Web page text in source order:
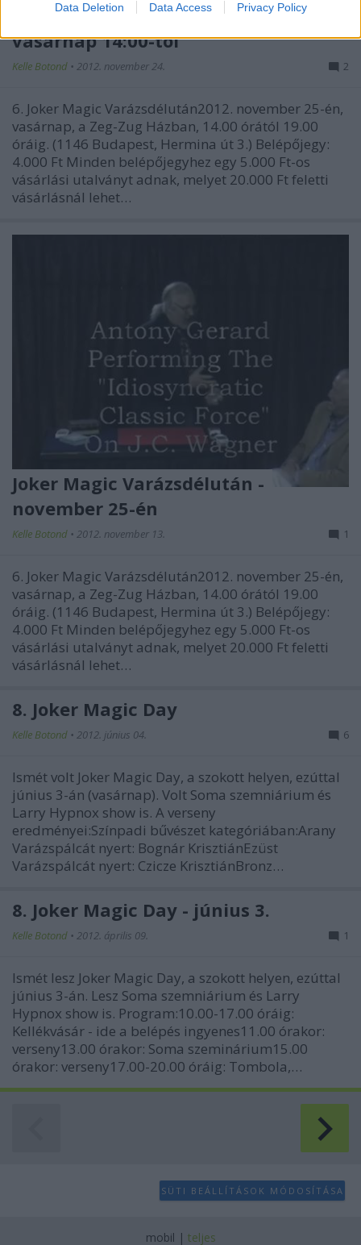
Data Deletion Data Access Privacy Policy
Joker Magic Varázsdélután -
vasárnap 14:00-tól
Kelle Botond • 2012. november 24. 2
6. Joker Magic Varázsdélután2012. november 25-én,
vasárnap, a Zeg-Zug Házban, 14.00 órától 19.00
óráig. (1146 Budapest, Hermina út 3.) Belépőjegy:
4.000 Ft Minden belépőjegyhez egy 5.000 Ft-os
vásárlási utalványt adnak, melyet 20.000 Ft feletti
vásárlásnál lehet…
Joker Magic Varázsdélután -
november 25-én
Kelle Botond • 2012. november 13. 1
6. Joker Magic Varázsdélután2012. november 25-én,
vasárnap, a Zeg-Zug Házban, 14.00 órától 19.00
óráig. (1146 Budapest, Hermina út 3.) Belépőjegy:
4.000 Ft Minden belépőjegyhez egy 5.000 Ft-os
vásárlási utalványt adnak, melyet 20.000 Ft feletti
vásárlásnál lehet…
8. Joker Magic Day
Kelle Botond • 2012. június 04. 6
Ismét volt Joker Magic Day, a szokott helyen, ezúttal
június 3-án (vasárnap). Volt Soma szemniárium és
Larry Hypnox show is. A verseny
eredményei:Színpadi bűvészet kategóriában:Arany
Varázspálcát nyert: Bognár KrisztiánEzüst
Varázspálcát nyert: Czicze KrisztiánBronz…
8. Joker Magic Day - június 3.
Kelle Botond • 2012. április 09. 1
Ismét lesz Joker Magic Day, a szokott helyen, ezúttal
június 3-án. Lesz Soma szemniárium és Larry
Hypnox show is. Program:10.00-17.00 óráig:
Kellékvásár - ide a belépés ingyenes11.00 órakor:
verseny13.00 órakor: Soma szeminárium15.00
órakor: verseny17.00-20.00 óráig: Tombola,…
SÜTI BEÁLLÍTÁSOK MÓDOSÍTÁSA
mobil | teljes